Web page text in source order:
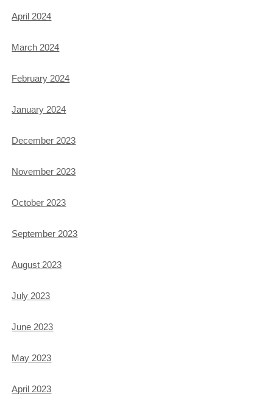
April 2024
March 2024
February 2024
January 2024
December 2023
November 2023
October 2023
September 2023
August 2023
July 2023
June 2023
May 2023
April 2023